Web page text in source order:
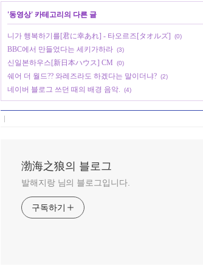
'동영상' 카테고리의 다른 글
니가 행복하기를[君に幸あれ] - 타오르즈[タオルズ] (0)
BBC에서 만들었다는 세키가하라 (3)
신일본하우스[新日本ハウス] CM (0)
쉐어 더 월드?? 와레즈라도 하겠다는 말이더냐? (2)
네이버 블로그 쓰던 때의 배경 음악. (4)
渤海之狼의 블로그
발해지랑 님의 블로그입니다.
구독하기